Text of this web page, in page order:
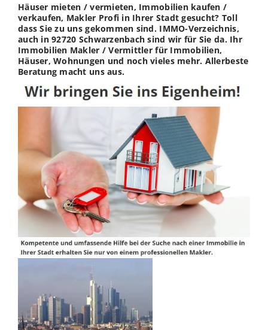
Häuser mieten / vermieten, Immobilien kaufen /
verkaufen, Makler Profi in Ihrer Stadt gesucht? Toll
dass Sie zu uns gekommen sind. IMMO-Verzeichnis,
auch in 92720 Schwarzenbach sind wir für Sie da. Ihr
Immobilien Makler / Vermittler für Immobilien,
Häuser, Wohnungen und noch vieles mehr. Allerbeste
Beratung macht uns aus.